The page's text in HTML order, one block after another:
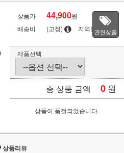
상품가 44,900원
배송비
(고정) 지역별관련상품
제품선택
총 상품 금액 0 원
상품이 품절되었습니다.
상품리뷰